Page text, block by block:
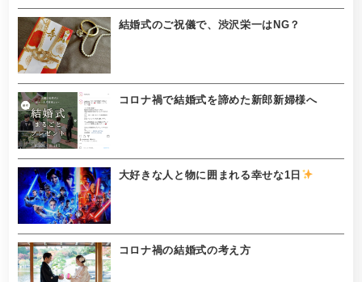
結婚式のご祝儀で、渋沢栄一はNG？
コロナ禍で結婚式を諦めた新郎新婦様へ
大好きな人と物に囲まれる幸せな1日
コロナ禍の結婚式の考え方